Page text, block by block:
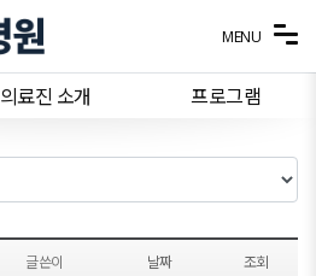
의료진 소개 프로그램
MENU
글쓴이 날짜 조회